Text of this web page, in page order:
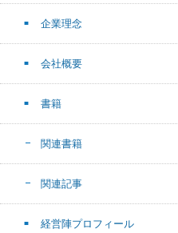
企業理念
会社概要
書籍
関連書籍
関連記事
経営陣プロフィール